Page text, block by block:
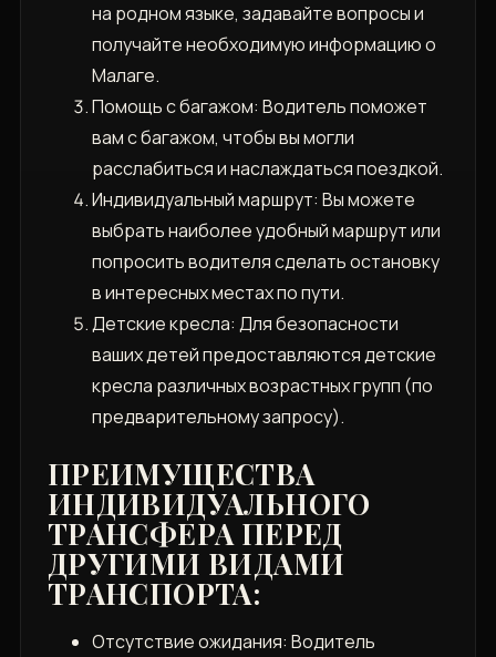
на родном языке, задавайте вопросы и
получайте необходимую информацию о
Малаге.
Помощь с багажом: Водитель поможет
вам с багажом, чтобы вы могли
расслабиться и наслаждаться поездкой.
Индивидуальный маршрут: Вы можете
выбрать наиболее удобный маршрут или
попросить водителя сделать остановку
в интересных местах по пути.
Детские кресла: Для безопасности
ваших детей предоставляются детские
кресла различных возрастных групп (по
предварительному запросу).
ПРЕИМУЩЕСТВА
ИНДИВИДУАЛЬНОГО
ТРАНСФЕРА ПЕРЕД
ДРУГИМИ ВИДАМИ
ТРАНСПОРТА:
Отсутствие ожидания: Водитель